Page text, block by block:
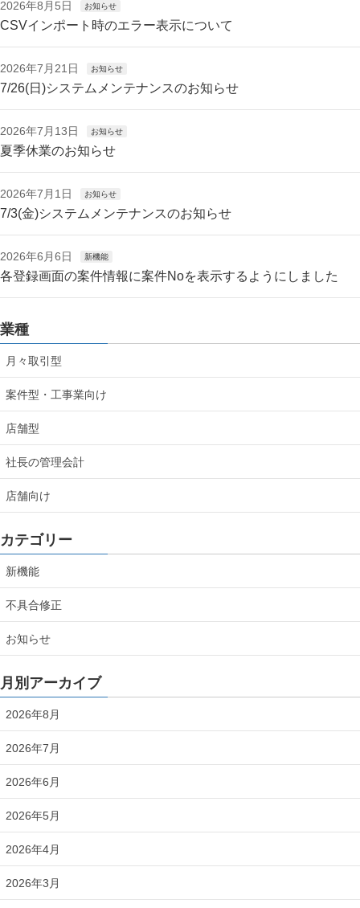
2026年8月5日 お知らせ
CSVインポート時のエラー表示について
2026年7月21日 お知らせ
7/26(日)システムメンテナンスのお知らせ
2026年7月13日 お知らせ
夏季休業のお知らせ
2026年7月1日 お知らせ
7/3(金)システムメンテナンスのお知らせ
2026年6月6日 新機能
各登録画面の案件情報に案件Noを表示するようにしました
業種
月々取引型
案件型・工事業向け
店舗型
社長の管理会計
店舗向け
カテゴリー
新機能
不具合修正
お知らせ
月別アーカイブ
2026年8月
2026年7月
2026年6月
2026年5月
2026年4月
2026年3月